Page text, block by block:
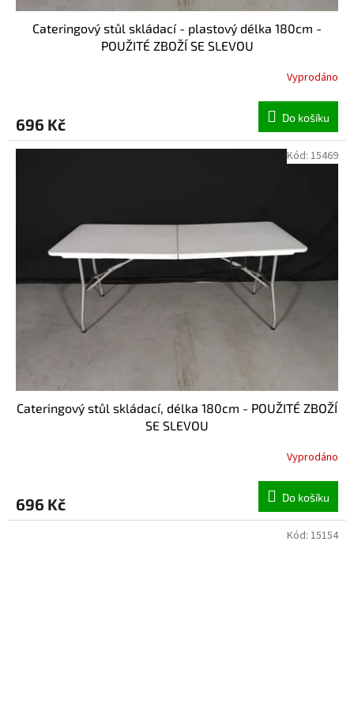
Cateringový stůl skládací - plastový délka 180cm -
POUŽITÉ ZBOŽÍ SE SLEVOU
Vyprodáno
696 Kč Do košíku
Cateringový stůl skládací, délka 180cm - POUŽITÉ ZBOŽÍ
SE SLEVOU
Vyprodáno
696 Kč Do košíku
Kód: 15469
Kód: 15154